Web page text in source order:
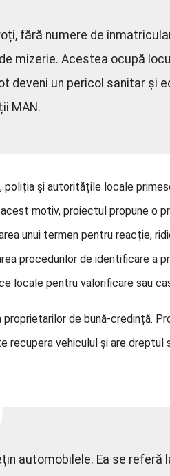
fără numere de
mizerie. Acestea ocupă
un pericol sanitar și
MAN.
poliția și autoritățile locale
motiv, proiectul propune o
unui termen pentru reacție,
procedurilor de identificare a
locale pentru valorificare sau
de bună-credință.
recupera vehiculul și are
automobilele. Ea se referă